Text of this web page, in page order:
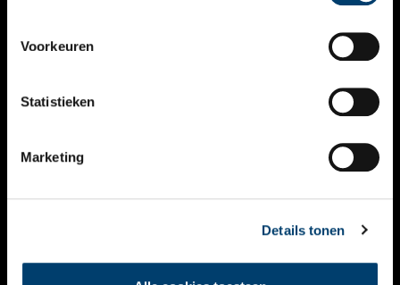
Voorkeuren
Statistieken
Marketing
Details tonen
KALENDER
THEMA’S
VIDEO’S
CONTACT